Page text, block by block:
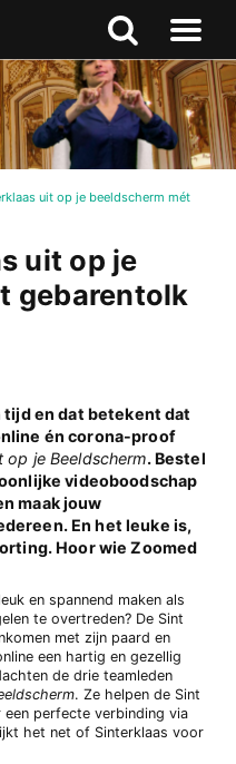
Zoeken
Naar
menu
uit op je beeldscherm mét
uit op je
gebarentolk
tijd en dat betekent dat
én corona-proof
op je Beeldscherm. Bestel
videoboodschap
maak jouw
En het leuke is,
Hoor wie Zoomed
en spannend maken als
te overtreden? De Sint
met zijn paard en
een hartig en gezellig
de drie teamleden
. Ze helpen de Sint
perfecte verbinding via
het net of Sinterklaas voor
Zoeken
naar
boven